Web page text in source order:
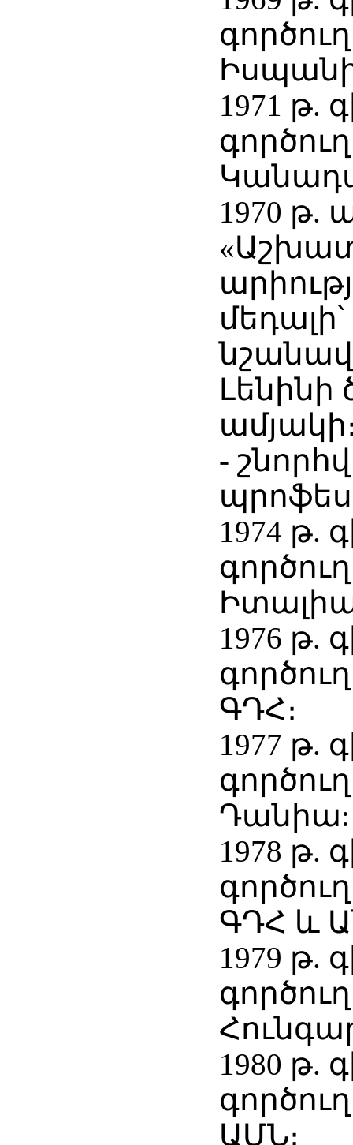
1971
1970 թ.
մեդալի՝
Լենինի
-
1974
1976
ԳԴՀ։
1977
Դանիա:
1978
ԳԴՀ և
1979
1980
ԱՄՆ։